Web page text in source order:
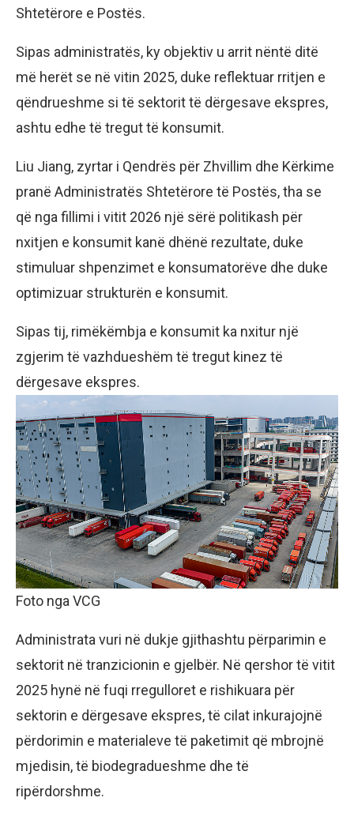
Shtetërore e Postës.
Sipas administratës, ky objektiv u arrit nëntë ditë
më herët se në vitin 2025, duke reflektuar rritjen e
qëndrueshme si të sektorit të dërgesave ekspres,
ashtu edhe të tregut të konsumit.
Liu Jiang, zyrtar i Qendrës për Zhvillim dhe Kërkime
pranë Administratës Shtetërore të Postës, tha se
që nga fillimi i vitit 2026 një sërë politikash për
nxitjen e konsumit kanë dhënë rezultate, duke
stimuluar shpenzimet e konsumatorëve dhe duke
optimizuar strukturën e konsumit.
Sipas tij, rimëkëmbja e konsumit ka nxitur një
zgjerim të vazhdueshëm të tregut kinez të
dërgesave ekspres.
Foto nga VCG
Administrata vuri në dukje gjithashtu përparimin e
sektorit në tranzicionin e gjelbër. Në qershor të vitit
2025 hynë në fuqi rregulloret e rishikuara për
sektorin e dërgesave ekspres, të cilat inkurajojnë
përdorimin e materialeve të paketimit që mbrojnë
mjedisin, të biodegradueshme dhe të
ripërdorshme.